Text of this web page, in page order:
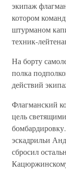
экипаж
котором
штурманом
техник-
На борту
полка
действий
Флагманский
цель
эскадрильи
сбросил